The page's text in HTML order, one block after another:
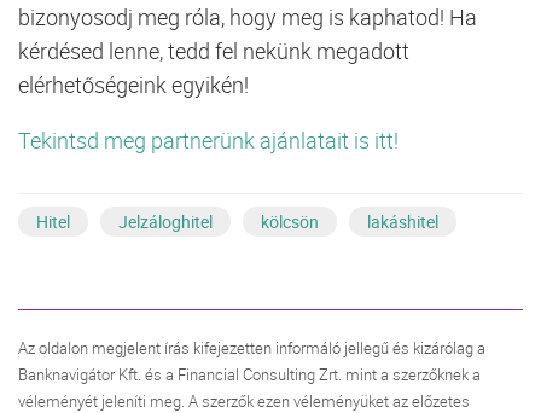
bizonyosodj meg róla, hogy meg is kaphatod! Ha
kérdésed lenne, tedd fel nekünk megadott
elérhetőségeink egyikén!
Tekintsd meg partnerünk ajánlatait is itt!
Hitel Jelzáloghitel kölcsön lakáshitel
Az oldalon megjelent írás kifejezetten informáló jellegű és kizárólag a
Banknavigátor Kft. és a Financial Consulting Zrt. mint a szerzőknek a
véleményét jeleníti meg. A szerzők ezen véleményüket az előzetes